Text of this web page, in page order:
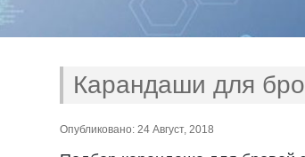
Карандаши для
Опубликовано: 24 Август, 2018